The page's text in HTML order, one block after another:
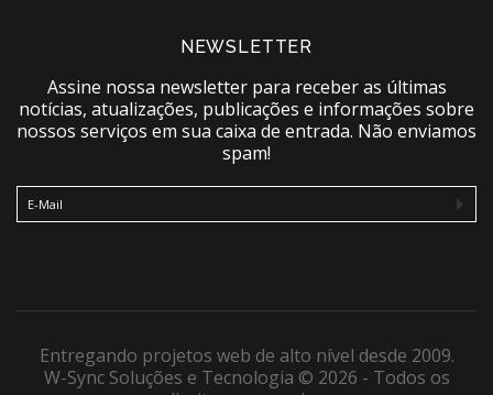
NEWSLETTER
Assine nossa newsletter para receber as últimas
notícias, atualizações, publicações e informações sobre
nossos serviços em sua caixa de entrada. Não enviamos
spam!
E-Mail
Entregando projetos web de alto nível desde 2009.
W-Sync Soluções e Tecnologia © 2026 - Todos os